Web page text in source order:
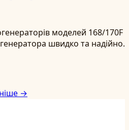
моделей 168/170F
швидко та надійно.
→